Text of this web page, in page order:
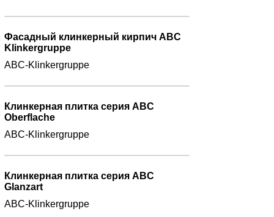
Фасадный клинкерный кирпич ABC
Klinkergruppe
ABC-Klinkergruppe
Клинкерная плитка серия ABC
Oberflache
ABC-Klinkergruppe
Клинкерная плитка серия ABC
Glanzart
ABC-Klinkergruppe